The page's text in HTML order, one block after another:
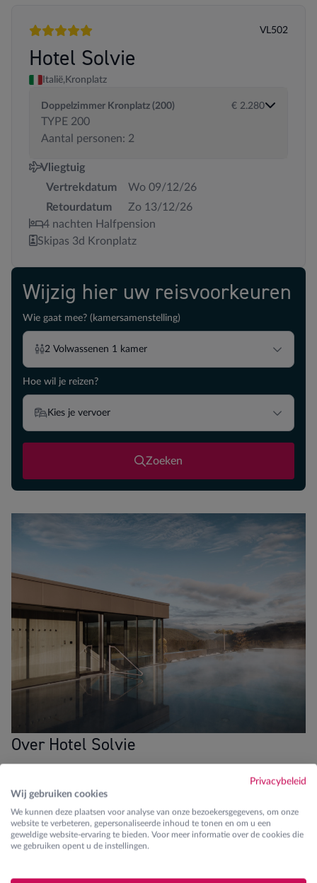
Privacybeleid
Wij gebruiken cookies
We kunnen deze plaatsen voor analyse van onze bezoekersgegevens, om onze
website te verbeteren, gepersonaliseerde inhoud te tonen en om u een
geweldige website-ervaring te bieden. Voor meer informatie over de cookies die
we gebruiken opent u de instellingen.
5 sterren
VL502
Hotel Solvie
Italië, Kronplatz
Doppelzimmer Kronplatz (200)
TYPE 200
Aantal personen: 2
€ 2.280
Vliegtuig
Vertrekdatum
Wo 09/12/26
Retourdatum
Zo 13/12/26
4 nachten Halfpension
Skipas 3d Kronplatz
Wijzig hier uw reisvoorkeuren
Wie gaat mee? (kamersamenstelling)
2 Volwassenen 1 kamer
Hoe wil je reizen?
Kies je vervoer
Zoeken
Over Hotel Solvie
Blikvangers
8km van dalstation